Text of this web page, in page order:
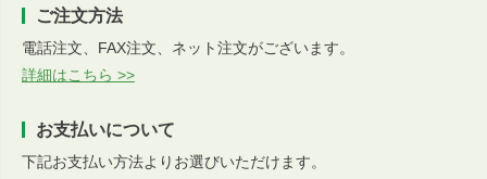
ご注文方法
電話注文、FAX注文、ネット注文がございます。
詳細はこちら >>
お支払いについて
下記お支払い方法よりお選びいただけます。